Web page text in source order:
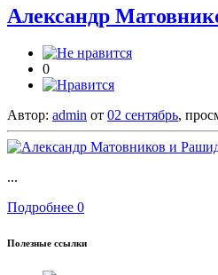
Александр
0
Автор: admin от 02 сентябрь,
...
Подробнее 0
Полезные ссылки